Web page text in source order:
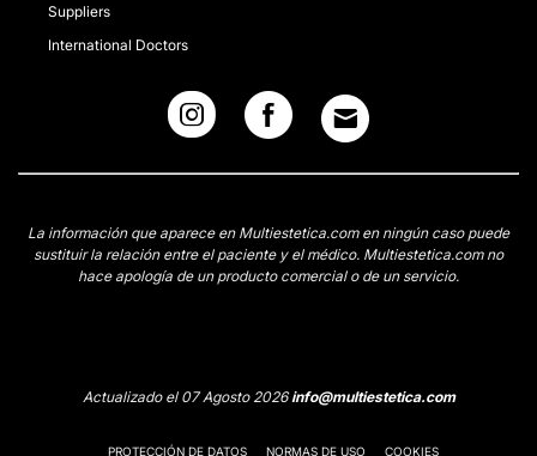
Suppliers
International Doctors
La información que aparece en Multiestetica.com en ningún caso puede
sustituir la relación entre el paciente y el médico. Multiestetica.com no
hace apología de un producto comercial o de un servicio.
Actualizado el 07 Agosto 2026info@multiestetica.com
PROTECCIÓN DE DATOS NORMAS DE USO COOKIES